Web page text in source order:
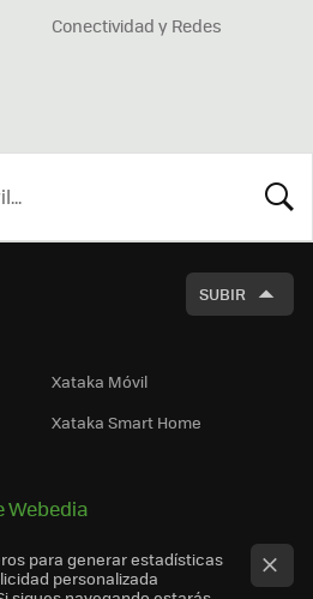
Conectividad y Redes
SUBIR
Xataka Móvil
Xataka Smart Home
Webedia
para generar estadísticas
personalizada